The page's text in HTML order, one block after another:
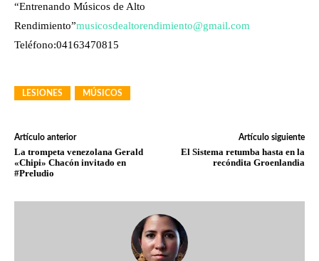
“Entrenando Músicos de Alto
Rendimiento”musicosdealtorendimiento@gmail.com
Teléfono:04163470815
LESIONES MÚSICOS
Artículo anterior
La trompeta venezolana Gerald
«Chipi» Chacón invitado en
#Preludio
Artículo siguiente
El Sistema retumba hasta en la
recóndita Groenlandia